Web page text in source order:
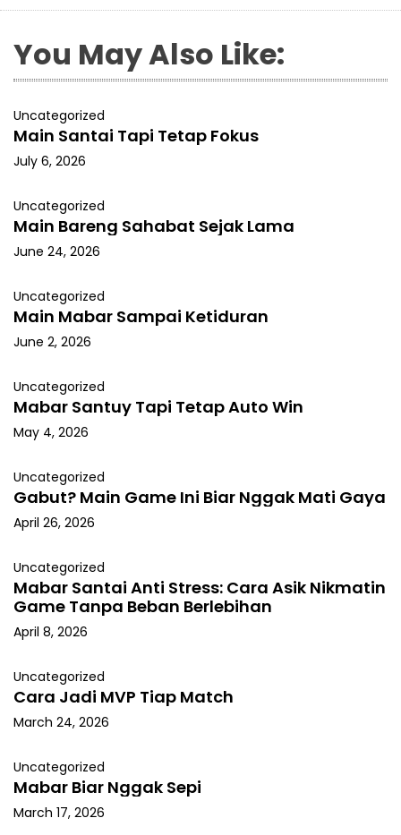
You May Also Like:
Uncategorized
Main Santai Tapi Tetap Fokus
July 6, 2026
Uncategorized
Main Bareng Sahabat Sejak Lama
June 24, 2026
Uncategorized
Main Mabar Sampai Ketiduran
June 2, 2026
Uncategorized
Mabar Santuy Tapi Tetap Auto Win
May 4, 2026
Uncategorized
Gabut? Main Game Ini Biar Nggak Mati Gaya
April 26, 2026
Uncategorized
Mabar Santai Anti Stress: Cara Asik Nikmatin
Game Tanpa Beban Berlebihan
April 8, 2026
Uncategorized
Cara Jadi MVP Tiap Match
March 24, 2026
Uncategorized
Mabar Biar Nggak Sepi
March 17, 2026